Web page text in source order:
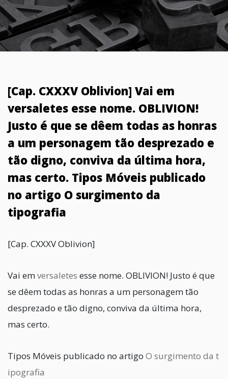
[Cap. CXXXV Oblivion] Vai em
versaletes esse nome. OBLIVION!
Justo é que se dêem todas as honras
a um personagem tão desprezado e
tão digno, conviva da última hora,
mas certo. Tipos Móveis publicado
no artigo O surgimento da
tipografia
[Cap. CXXXV Oblivion]
Vai emversaletes esse nome. OBLIVION! Justo é que
se dêem todas as honras a um personagem tão
desprezado e tão digno, conviva da última hora,
mas certo.
Tipos Móveis publicado no artigo O surgimento da t
ipografia